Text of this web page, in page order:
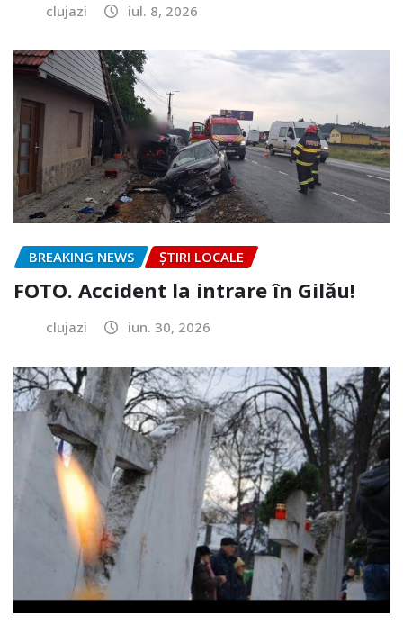
clujazi iul. 8, 2026
BREAKING NEWS ȘTIRI LOCALE
FOTO. Accident la intrare în Gilău!
clujazi iun. 30, 2026